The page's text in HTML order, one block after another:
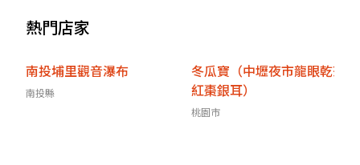
熱門店家
南投埔里觀音瀑布
南投縣
冬瓜寶（中壢夜市龍眼乾茶
紅棗銀耳）
桃園市